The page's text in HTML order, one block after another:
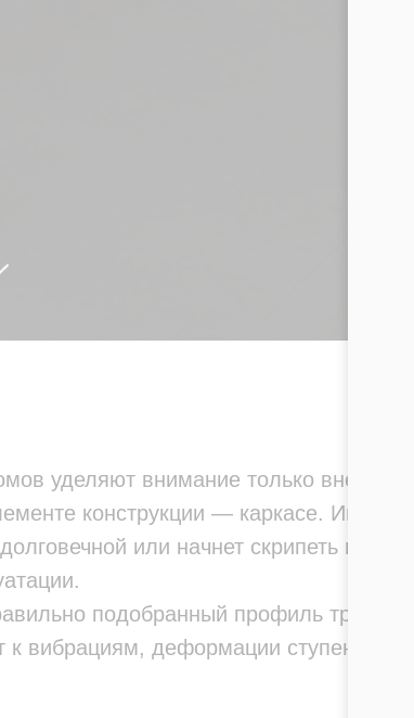
уделяют внимание только
конструкции — каркасе. Именно
или начнет скрипеть и
подобранный профиль трубы.
вибрациям, деформации ступеней и